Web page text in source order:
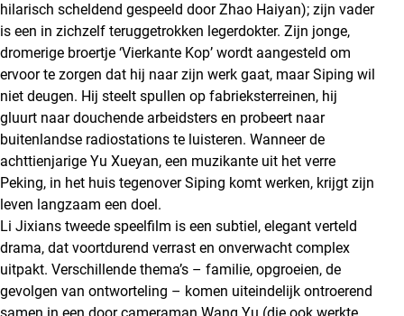
hilarisch scheldend gespeeld door Zhao Haiyan); zijn vader
is een in zichzelf teruggetrokken legerdokter. Zijn jonge,
dromerige broertje ‘Vierkante Kop’ wordt aangesteld om
ervoor te zorgen dat hij naar zijn werk gaat, maar Siping wil
niet deugen. Hij steelt spullen op fabrieksterreinen, hij
gluurt naar douchende arbeidsters en probeert naar
buitenlandse radiostations te luisteren. Wanneer de
achttienjarige Yu Xueyan, een muzikante uit het verre
Peking, in het huis tegenover Siping komt werken, krijgt zijn
leven langzaam een doel.
Li Jixians tweede speelfilm is een subtiel, elegant verteld
drama, dat voortdurend verrast en onverwacht complex
uitpakt. Verschillende thema’s – familie, opgroeien, de
gevolgen van ontworteling – komen uiteindelijk ontroerend